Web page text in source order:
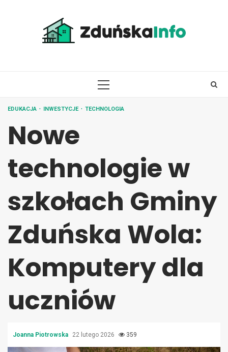
PRIMARY
EDUKACJA INWESTYCJE TECHNOLOGIA
Nowe
technologie w
szkołach Gminy
Zduńska Wola:
Komputery dla
uczniów
Joanna Piotrowska 22 lutego 2026 359